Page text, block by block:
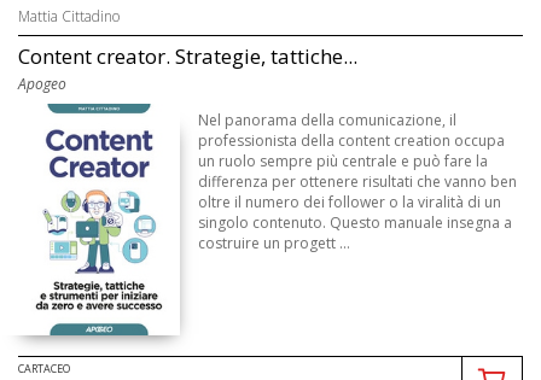
Mattia Cittadino
Content creator. Strategie, tattiche...
Apogeo
Nel panorama della comunicazione, il
professionista della content creation occupa
un ruolo sempre più centrale e può fare la
differenza per ottenere risultati che vanno ben
oltre il numero dei follower o la viralità di un
singolo contenuto. Questo manuale insegna a
costruire un progett ...
CARTACEO